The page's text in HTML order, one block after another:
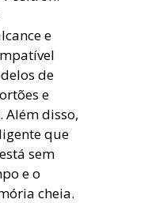
e
de
e
disso,
que
sem
e o
cheia.